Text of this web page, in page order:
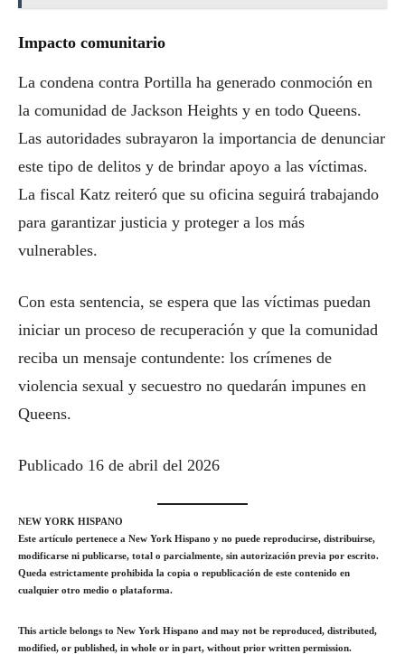
Impacto comunitario
La condena contra Portilla ha generado conmoción en
la comunidad de Jackson Heights y en todo Queens.
Las autoridades subrayaron la importancia de denunciar
este tipo de delitos y de brindar apoyo a las víctimas.
La fiscal Katz reiteró que su oficina seguirá trabajando
para garantizar justicia y proteger a los más
vulnerables.
Con esta sentencia, se espera que las víctimas puedan
iniciar un proceso de recuperación y que la comunidad
reciba un mensaje contundente: los crímenes de
violencia sexual y secuestro no quedarán impunes en
Queens.
Publicado 16 de abril del 2026
NEW YORK HISPANO
Este artículo pertenece a New York Hispano y no puede reproducirse, distribuirse,
modificarse ni publicarse, total o parcialmente, sin autorización previa por escrito.
Queda estrictamente prohibida la copia o republicación de este contenido en
cualquier otro medio o plataforma.
This article belongs to New York Hispano and may not be reproduced, distributed,
modified, or published, in whole or in part, without prior written permission.